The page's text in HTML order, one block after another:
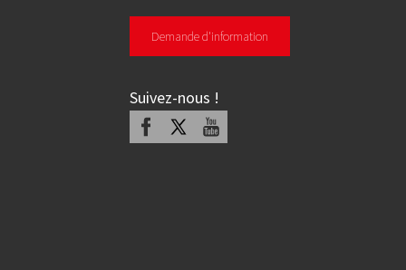
Demande d'information
Suivez-nous !
Facebook Youtube